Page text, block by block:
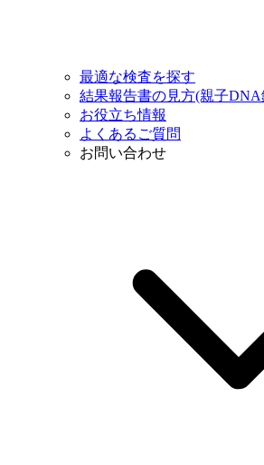
最適な検査を探す
結果報告書の見方(親子DNA
お役立ち情報
よくあるご質問
お問い合わせ